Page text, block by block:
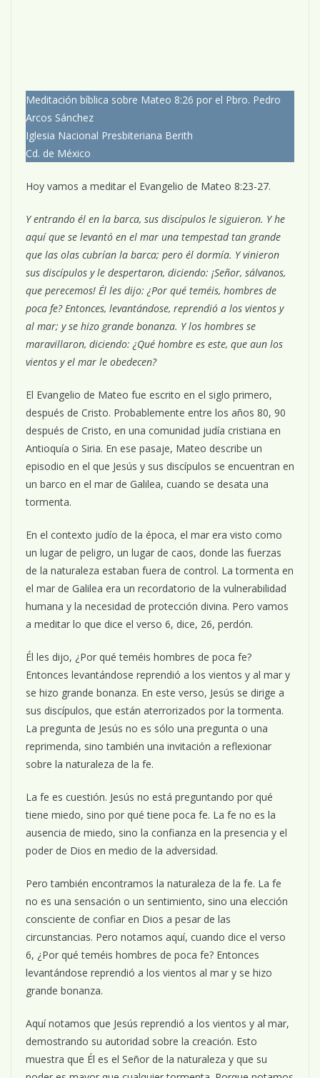
Meditación bíblica sobre Mateo 8:26 por el Pbro. Pedro
Arcos Sánchez
Iglesia Nacional Presbiteriana Berith
Cd. de México
Hoy vamos a meditar el Evangelio de Mateo 8:23-27.
Y entrando él en la barca, sus discípulos le siguieron. Y he
aquí que se levantó en el mar una tempestad tan grande
que las olas cubrían la barca; pero él dormía. Y vinieron
sus discípulos y le despertaron, diciendo: ¡Señor, sálvanos,
que perecemos! Él les dijo: ¿Por qué teméis, hombres de
poca fe? Entonces, levantándose, reprendió a los vientos y
al mar; y se hizo grande bonanza. Y los hombres se
maravillaron, diciendo: ¿Qué hombre es este, que aun los
vientos y el mar le obedecen?
El Evangelio de Mateo fue escrito en el siglo primero,
después de Cristo. Probablemente entre los años 80, 90
después de Cristo, en una comunidad judía cristiana en
Antioquía o Siria. En ese pasaje, Mateo describe un
episodio en el que Jesús y sus discípulos se encuentran en
un barco en el mar de Galilea, cuando se desata una
tormenta.
En el contexto judío de la época, el mar era visto como
un lugar de peligro, un lugar de caos, donde las fuerzas
de la naturaleza estaban fuera de control. La tormenta en
el mar de Galilea era un recordatorio de la vulnerabilidad
humana y la necesidad de protección divina. Pero vamos
a meditar lo que dice el verso 6, dice, 26, perdón.
Él les dijo, ¿Por qué teméis hombres de poca fe?
Entonces levantándose reprendió a los vientos y al mar y
se hizo grande bonanza. En este verso, Jesús se dirige a
sus discípulos, que están aterrorizados por la tormenta.
La pregunta de Jesús no es sólo una pregunta o una
reprimenda, sino también una invitación a reflexionar
sobre la naturaleza de la fe.
La fe es cuestión. Jesús no está preguntando por qué
tiene miedo, sino por qué tiene poca fe. La fe no es la
ausencia de miedo, sino la confianza en la presencia y el
poder de Dios en medio de la adversidad.
Pero también encontramos la naturaleza de la fe. La fe
no es una sensación o un sentimiento, sino una elección
consciente de confiar en Dios a pesar de las
circunstancias. Pero notamos aquí, cuando dice el verso
6, ¿Por qué teméis hombres de poca fe? Entonces
levantándose reprendió a los vientos al mar y se hizo
grande bonanza.
Aquí notamos que Jesús reprendió a los vientos y al mar,
demostrando su autoridad sobre la creación. Esto
muestra que Él es el Señor de la naturaleza y que su